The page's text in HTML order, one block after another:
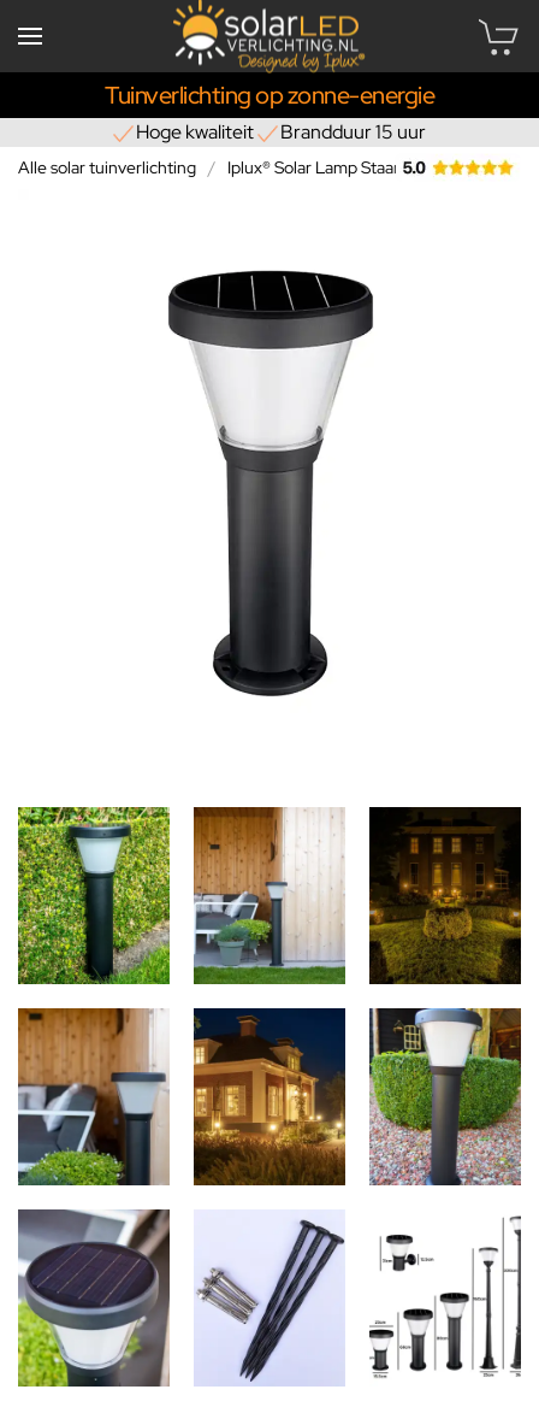
Tuinverlichting op zonne-energie
Hoge kwaliteit Brandduur 15 uur
Alle solar tuinverlichting Iplux® Solar Lamp Staand Oslo 68cm